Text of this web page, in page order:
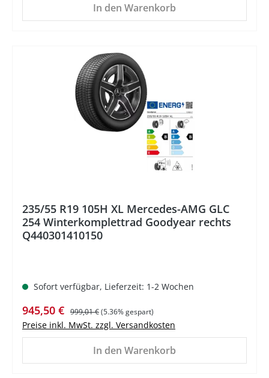
In den Warenkorb
235/55 R19 105H XL Mercedes-AMG GLC
254 Winterkomplettrad Goodyear rechts
Q440301410150
Sofort verfügbar, Lieferzeit: 1-2 Wochen
Verkaufspreis:
945,50 € Regulärer Preis:
999,01 €(5.36% gespart)
Preise inkl. MwSt. zzgl. Versandkosten
In den Warenkorb